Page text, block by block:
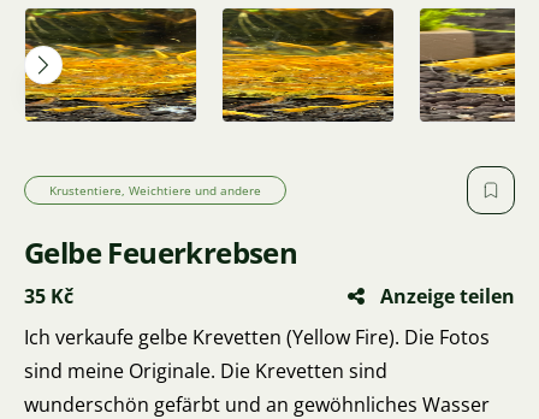
Krustentiere, Weichtiere und andere
Gelbe Feuerkrebsen
35 Kč
Anzeige teilen
Ich verkaufe gelbe Krevetten (Yellow Fire). Die Fotos
sind meine Originale. Die Krevetten sind
wunderschön gefärbt und an gewöhnliches Wasser